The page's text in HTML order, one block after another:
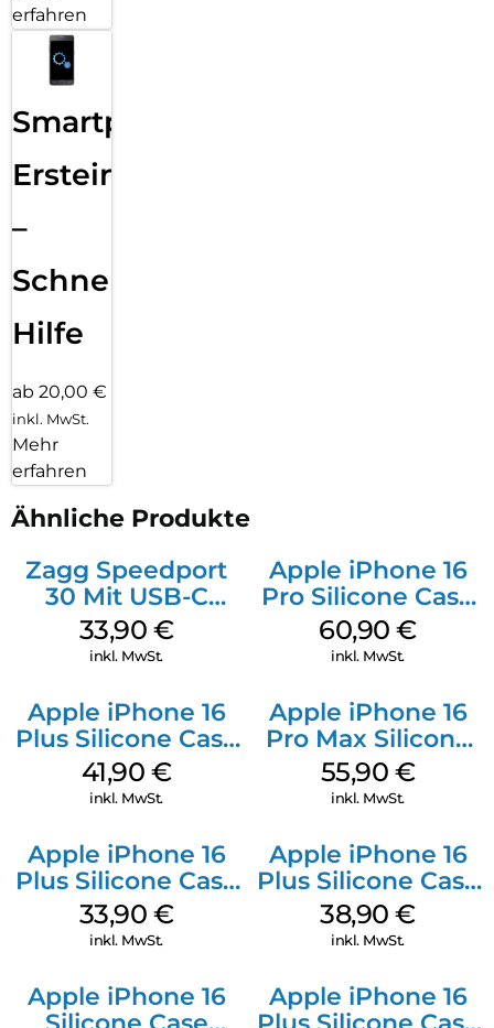
erfahren
Smartphone
Ersteinrichtung
–
Schnelle
Hilfe
ab 20,00 €
inkl. MwSt.
Mehr
erfahren
Ähnliche Produkte
Zagg Speedport
30 Mit USB-C
Kabel Weiß
33,90 €
inkl. MwSt.
Apple iPhone 16
Pro Silicone Case
MagSafe Stone
Gray
60,90€
inkl. MwSt.
Apple iPhone 16
Plus Silicone Case
MagSafe Stone
Gray
41,90 €
inkl. MwSt.
Apple iPhone 16
Pro Max Silicone
Case MagSafe
Stone Gray
55,90 €
inkl. MwSt.
Apple iPhone 16
Plus Silicone Case
MagSafe Lake
Green
33,90 €
inkl. MwSt.
Apple iPhone 16
Plus Silicone Case
MagSafe Denim
38,90€
inkl. MwSt.
Apple iPhone 16
Apple iPhone 16